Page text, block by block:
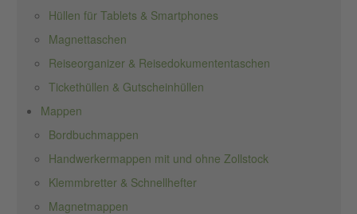
Hüllen für Tablets & Smartphones
Magnettaschen
Reiseorganizer & Reisedokumententaschen
Tickethüllen & Gutscheinhüllen
Mappen
Bordbuchmappen
Handwerkermappen mit und ohne Zollstock
Klemmbretter & Schnellhefter
Magnetmappen